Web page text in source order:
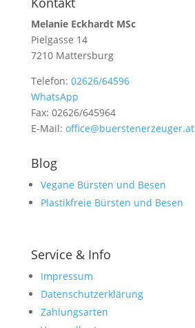
Melanie Eckhardt MSc
Pielgasse 14
7210 Mattersburg
Telefon: 02626/64596
WhatsApp
Fax: 02626/645964
E-Mail: office@buerstenerzeuger.at
Blog
Vegane Bürsten und Besen
Plastikfreie Bürsten und Besen
Service & Info
Impressum
Datenschutzerklärung
Zahlungsarten